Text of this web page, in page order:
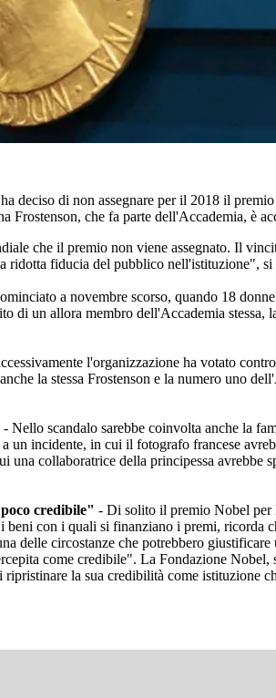
ha deciso di non assegnare per il 2018 il
Frostenson, che fa parte dell'Accademia, è
che il premio non viene assegnato. Il
ridotta fiducia del pubblico nell'istituzione", si
a novembre scorso, quando 18
di un allora membro dell'Accademia
l'organizzazione ha votato
la stessa Frostenson e la numero uno
- Nello scandalo sarebbe coinvolta anche la
un incidente, in cui il fotografo francese
una collaboratrice della principessa
credibile" - Di solito il premio Nobel per
beni con i quali si finanziano i premi,
delle circostanze che potrebbero
come credibile". La Fondazione
la sua credibilità come istituzione